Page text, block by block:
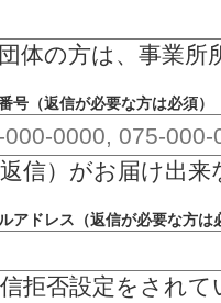
体の方は、事業所
号（返信が必要な方は必須）
信）がお届け出
アドレス（返信が必要な方は
拒否設定をされ